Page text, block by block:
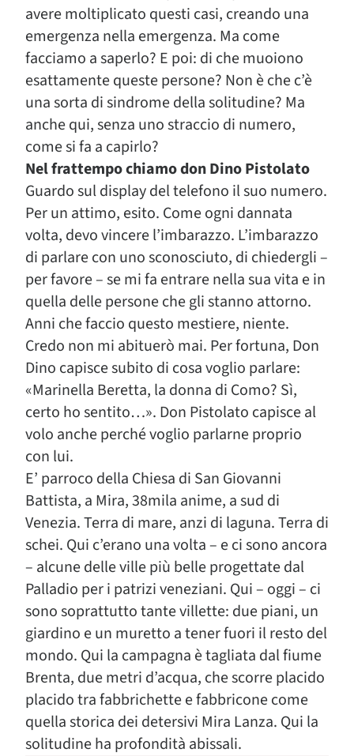
avere moltiplicato questi casi, creando una
emergenza nella emergenza. Ma come
facciamo a saperlo? E poi: di che muoiono
esattamente queste persone? Non è che c’è
una sorta di sindrome della solitudine? Ma
anche qui, senza uno straccio di numero,
come si fa a capirlo?
Nel frattempo chiamo don Dino Pistolato
Guardo sul display del telefono il suo numero.
Per un attimo, esito. Come ogni dannata
volta, devo vincere l’imbarazzo. L’imbarazzo
di parlare con uno sconosciuto, di chiedergli –
per favore – se mi fa entrare nella sua vita e in
quella delle persone che gli stanno attorno.
Anni che faccio questo mestiere, niente.
Credo non mi abituerò mai. Per fortuna, Don
Dino capisce subito di cosa voglio parlare:
«Marinella Beretta, la donna di Como? Sì,
certo ho sentito…». Don Pistolato capisce al
volo anche perché voglio parlarne proprio
con lui.
E’ parroco della Chiesa di San Giovanni
Battista, a Mira, 38mila anime, a sud di
Venezia. Terra di mare, anzi di laguna. Terra di
schei. Qui c’erano una volta – e ci sono ancora
– alcune delle ville più belle progettate dal
Palladio per i patrizi veneziani. Qui – oggi – ci
sono soprattutto tante villette: due piani, un
giardino e un muretto a tener fuori il resto del
mondo. Qui la campagna è tagliata dal fiume
Brenta, due metri d’acqua, che scorre placido
placido tra fabbrichette e fabbricone come
quella storica dei detersivi Mira Lanza. Qui la
solitudine ha profondità abissali.